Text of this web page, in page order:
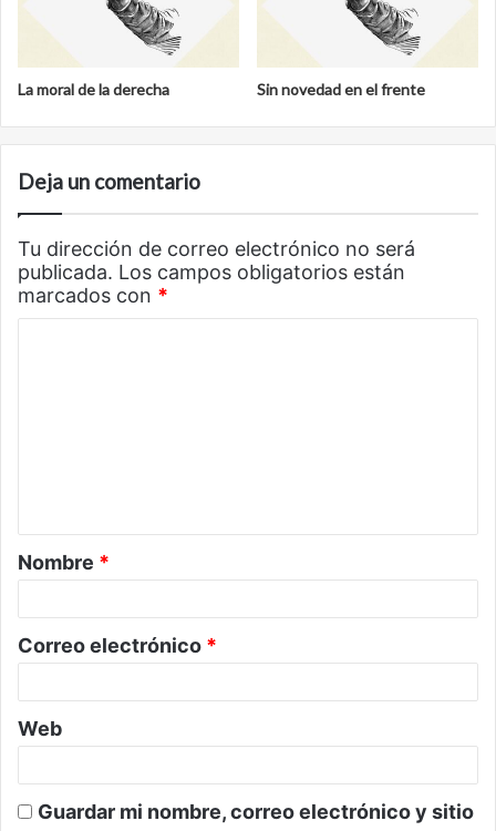
La moral de la derecha Sin novedad en el frente
Deja un comentario
Tu dirección de correo electrónico no será
publicada. Los campos obligatorios están
marcados con *
a
r
o
*
Nombre *
Correo electrónico *
Web
Guardar mi nombre, correo electrónico y sitio